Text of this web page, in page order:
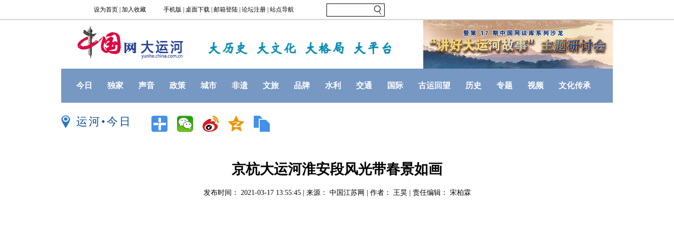
今日 独家 声音 政策 城市 非遗 文旅 品牌 水利 交通 国际 古运回望 历史 专题 视频 文化传承
运河•今日
京杭大运河淮安段风光带春景如画
发布时间： 2021-03-17 13:55:45 | 来源： 中国江苏网 | 作者： 王昊 | 责任编辑： 宋柏霖